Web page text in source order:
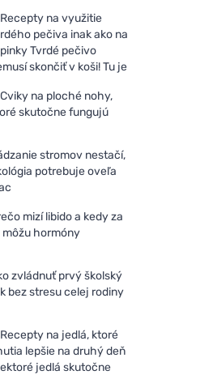
na využitie
pečiva inak ako na
Tvrdé pečivo
skončiť v koši! Tu je
na ploché nohy,
skutočne fungujú
stromov nestačí,
potrebuje oveľa
mizí libido a kedy za
môžu hormóny
zvládnuť prvý školský
bez stresu celej rodiny
na jedlá, ktoré
lepšie na druhý deň
jedlá skutočne